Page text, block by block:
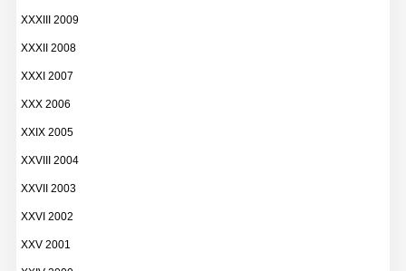
XXXIII 2009
XXXII 2008
XXXI 2007
XXX 2006
XXIX 2005
XXVIII 2004
XXVII 2003
XXVI 2002
XXV 2001